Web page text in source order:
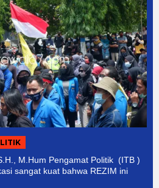
M.Hum Pengamat Politik (ITB )
sangat kuat bahwa REZIM ini